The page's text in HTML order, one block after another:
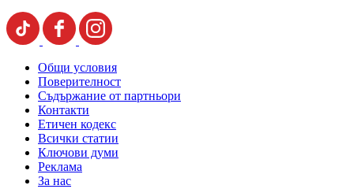
Общи условия
Поверителност
Съдържание от партньори
Контакти
Етичен кодекс
Всички статии
Ключови думи
Реклама
За нас